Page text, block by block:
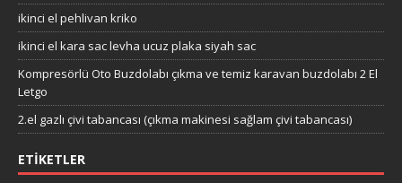
ikinci el pehlivan kriko
ikinci el kara sac levha ucuz plaka siyah sac
Kompresörlü Oto Buzdolabı çıkma ve temiz karavan buzdolabı 2 El
Letgo
2.el gazlı çivi tabancası (çıkma makinesi sağlam çivi tabancası)
ETIKETLER